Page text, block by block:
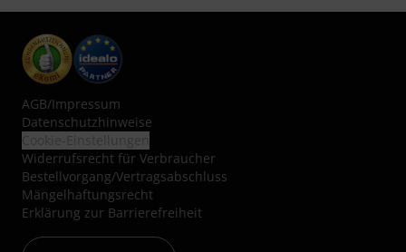
AGB/Impressum
Datenschutzhinweise
Widerrufsrecht für Verbraucher
Bestellvorgang/Vertragsabschluss
Mängelhaftungsrecht
Erklärung zur Barrierefreiheit